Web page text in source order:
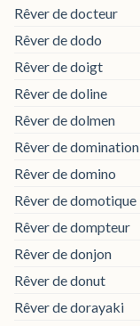
Rêver de docteur
Rêver de dodo
Rêver de doigt
Rêver de doline
Rêver de dolmen
Rêver de domination
Rêver de domino
Rêver de domotique
Rêver de dompteur
Rêver de donjon
Rêver de donut
Rêver de dorayaki